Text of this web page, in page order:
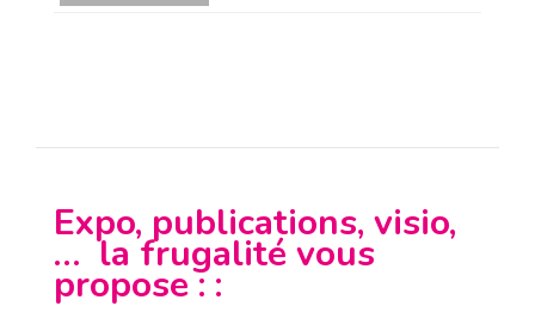
Expo, publications, visio,
… la frugalité vous
propose : :